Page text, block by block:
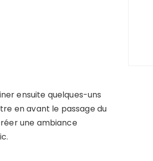
ensuite quelques-uns
en avant le passage du
une ambiance